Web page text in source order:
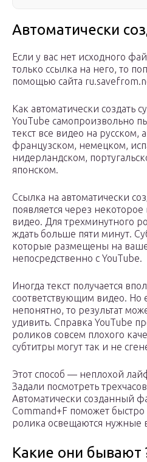
Автоматически
Если у вас нет исходного
только ссылка на него, то
помощью сайта
Как автоматически создать
YouTube самопроизвольно
текст все видео на русском,
французском, немецком,
нидерландском,
японском.
Ссылка на автоматически
появляется через
видео. Для трехминутного
ждать больше пяти минут.
которые размещены на
непосредственно с YouTube.
Иногда текст получается
соответствующим видео. Но
непонятно, то результат
удивить. Справка YouTube
роликов совсем плохого
субтитры могут так и не
Этот способ — неплохой
Задали посмотреть
Автоматически созданный
Command+F поможет
ролика освещаются нужные
Какие они бывают